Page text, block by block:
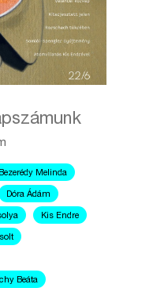
Melinda
Dóra Ádám
Kis Endre
Beáta